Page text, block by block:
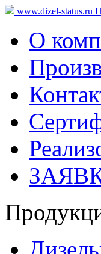
www.dizel-status.ru
О